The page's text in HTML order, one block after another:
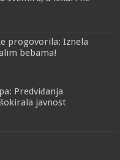
progovorila: Iznela
bebama!
Predviđanja
javnost